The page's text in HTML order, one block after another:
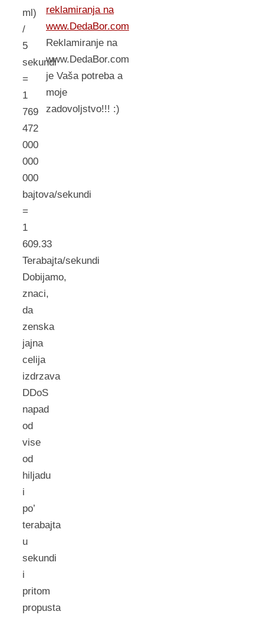
ml)
/
5
sekundi
=
1
769
472
000
000
000
bajtova/sekundi
=
1
609.33
Terabajta/sekundi
Dobijamo,
znaci,
da
zenska
jajna
celija
izdrzava
DDoS
napad
od
vise
od
hiljadu
i
po’
terabajta
u
sekundi
i
pritom
propusta
reklamiranja na
www.DedaBor.com
Reklamiranje na
www.DedaBor.com
je Vaša potreba a
moje
zadovoljstvo!!! :)